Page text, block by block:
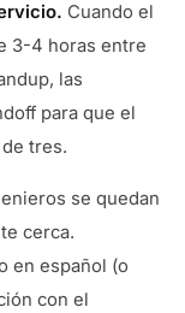
Cuando el
3-4 horas entre
las
para que el
tres.
se quedan
cerca.
en español (o
con el